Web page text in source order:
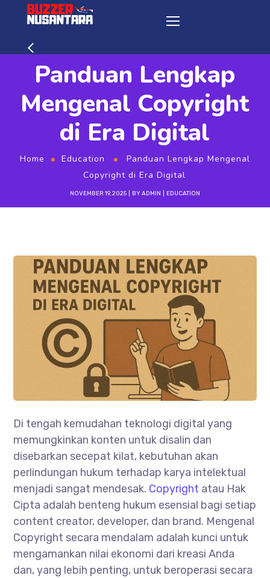
Panduan Lengkap
Mengenal Copyright
di Era Digital
Home Education
Panduan Lengkap Mengenal
Copyright di Era Digital
NOVEMBER 19, 2025 BYADMIN EDUCATION
Di tengah kemudahan teknologi digital yang
memungkinkan konten untuk disalin dan
disebarkan secepat kilat, kebutuhan akan
perlindungan hukum terhadap karya intelektual
menjadi sangat mendesak. Copyright atau Hak
Cipta adalah benteng hukum esensial bagi setiap
content creator, developer, dan brand. Mengenal
Copyright secara mendalam adalah kunci untuk
mengamankan nilai ekonomi dari kreasi Anda
dan, yang lebih penting, untuk beroperasi secara